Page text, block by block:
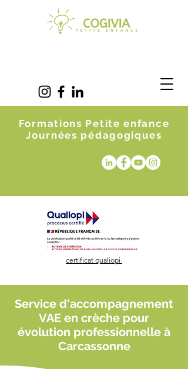
Formations Petite enfance
Journées pédagogiques
certificat qualiopi
Service d'accompagnement
VAE en crèche pour
évolution professionnelle à
Carcassonne